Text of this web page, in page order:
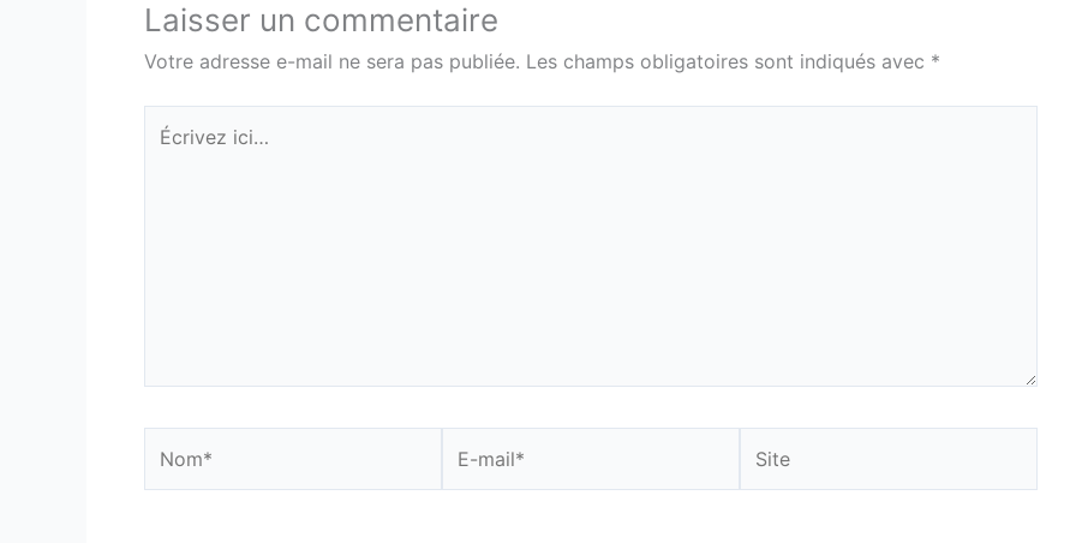
Laisser un commentaire
Votre adresse e-mail ne sera pas publiée. Les champs obligatoires sont indiqués avec *
Écrivez
ici…
mail*